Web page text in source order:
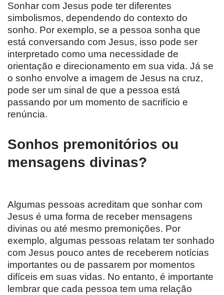
Sonhar com Jesus pode ter diferentes
simbolismos, dependendo do contexto do
sonho. Por exemplo, se a pessoa sonha que
está conversando com Jesus, isso pode ser
interpretado como uma necessidade de
orientação e direcionamento em sua vida. Já se
o sonho envolve a imagem de Jesus na cruz,
pode ser um sinal de que a pessoa está
passando por um momento de sacrifício e
renúncia.
Sonhos premonitórios ou
mensagens divinas?
Algumas pessoas acreditam que sonhar com
Jesus é uma forma de receber mensagens
divinas ou até mesmo premonições. Por
exemplo, algumas pessoas relatam ter sonhado
com Jesus pouco antes de receberem notícias
importantes ou de passarem por momentos
difíceis em suas vidas. No entanto, é importante
lembrar que cada pessoa tem uma relação